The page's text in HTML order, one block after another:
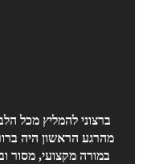
במורה מקצועי, מסור